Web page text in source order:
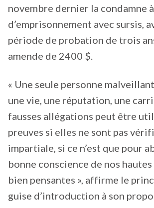
novembre dernier la condamne
d’emprisonnement avec sursis,
période de probation de trois
amende de 2400 $.
« Une seule personne
une vie, une réputation, une
fausses allégations peut être
preuves si elles ne sont pas
impartiale, si ce n’est que pour
bonne conscience de nos
bien pensantes », affirme le
guise d’introduction à son